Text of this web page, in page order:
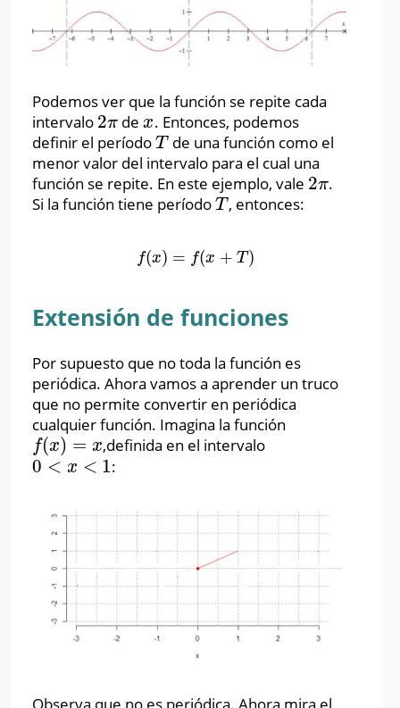
Podemos ver que la función se repite cada
intervalo 2π
2π dex
x . Entonces, podemos
definir el período T
T de una función como el
menor valor del intervalo para el cual una
función se repite. En este ejemplo, vale 2π
2π.
Si la función tiene período T
T , entonces:
f(x) = f(x + T )
f( x)= (x+T
Extensión de funciones
Por supuesto que no toda la función es
periódica. Ahora vamos a aprender un truco
que no permite convertir en periódica
cualquier función. Imagina la función
f(x) = x
f(x)=x ,definida en el intervalo
0 < x < 1
0 <x< 1 :